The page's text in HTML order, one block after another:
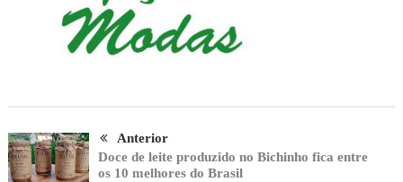
Anterior
Doce de leite produzido no Bichinho fica entre
os 10 melhores do Brasil